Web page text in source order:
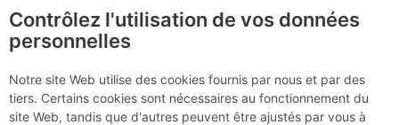
Provincia di Asti
Contrôlez l'utilisation de vos données
personnelles
Notre site Web utilise des cookies fournis par nous et par des
tiers. Certains cookies sont nécessaires au fonctionnement du
site Web, tandis que d'autres peuvent être ajustés par vous à